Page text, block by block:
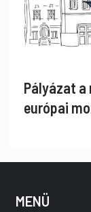
Pályázat a
európai
MENÜ